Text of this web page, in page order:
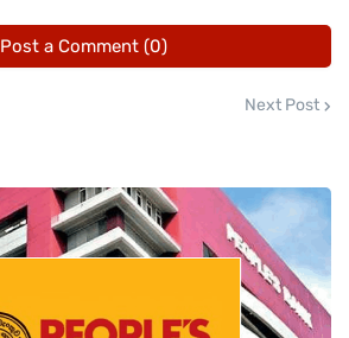
Post a Comment (0)
Next Post